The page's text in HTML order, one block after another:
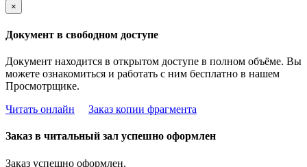
×
Документ в свободном доступе
Документ находится в открытом доступе в полном объёме. Вы
можете ознакомиться и работать с ним бесплатно в нашем
Просмотрщике.
Читать онлайн
Заказ копии фрагмента
Заказ в читальный зал успешно оформлен
Заказ успешно оформлен.